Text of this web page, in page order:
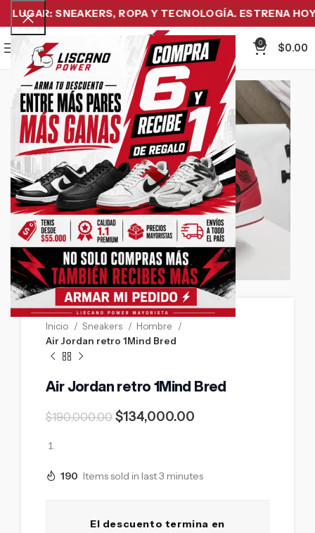
SNEAKERS, ROPA Y TECNOLOGÍA. ESTRENA HOY
Menu
0
$0.00
-29%
Click to enlarge
Inicio Sneakers
Hombre
Air Jordan retro 1Mind Bred
Air Jordan retro 1Mind Bred
$190,000.00 $134,000.00
190 Items sold in last 3 minutes
El descuento termina en